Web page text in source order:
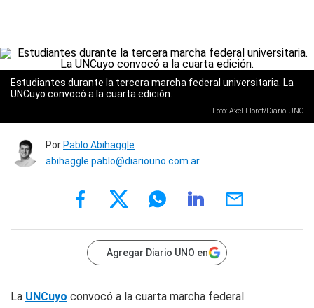
Estudiantes durante la tercera marcha federal universitaria. La
UNCuyo convocó a la cuarta edición.
Foto: Axel Lloret/Diario UNO
Por Pablo Abihaggle
abihaggle.pablo@diariouno.com.ar
Agregar Diario UNO en
La UNCuyo convocó a la cuarta marcha federal